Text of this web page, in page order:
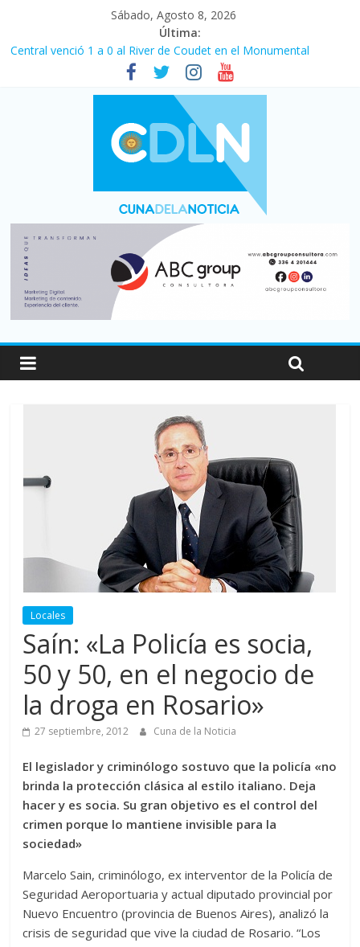
Sábado, Agosto 8, 2026
Última:
Fuerte caída de la venta de autos usados en julio: bajó un 12,6%
Central venció 1 a 0 al River de Coudet en el Monumental
La morosidad alcanzó su nivel más alto en dos décadas y ya
afecta a 400 mil deudores en Santa Fe
Desde que asumió Milei cerraron 41.000 kioscos: el sector
denuncia crisis como en 2001
Vacaciones de invierno con más movimiento y consumo
turístico: 4,6 millones de personas viajaron por el país, un 5,9%
Locales
Saín: «La Policía es socia,
50 y 50, en el negocio de
la droga en Rosario»
27 septiembre, 2012 Cuna de la Noticia
El legislador y criminólogo sostuvo que la policía «no
brinda la protección clásica al estilo italiano. Deja
hacer y es socia. Su gran objetivo es el control del
crimen porque lo mantiene invisible para la
sociedad»
Marcelo Sain, criminólogo, ex interventor de la Policía de
Seguridad Aeroportuaria y actual diputado provincial por
Nuevo Encuentro (provincia de Buenos Aires), analizó la
crisis de seguridad que vive la ciudad de Rosario. “Los